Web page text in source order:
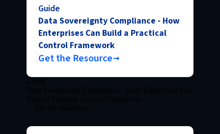
Guide
Data Sovereignty Compliance - How
Enterprises Can Build a Practical
Control Framework
Get the Resource